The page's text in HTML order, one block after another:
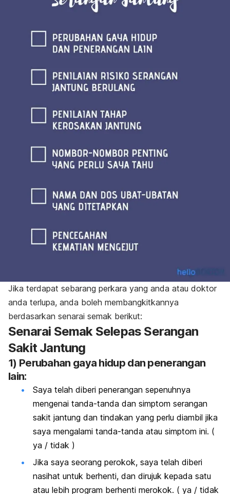
Jika terdapat sebarang perkara yang anda atau doktor
anda terlupa, anda boleh membangkitkannya
berdasarkan senarai semak berikut:
Senarai Semak Selepas Serangan
Sakit Jantung
1) Perubahan gaya hidup dan penerangan
lain:
Saya telah diberi penerangan sepenuhnya
mengenai tanda-tanda dan simptom serangan
sakit jantung dan tindakan yang perlu diambil jika
saya mengalami tanda-tanda atau simptom ini. (
ya / tidak )
Jika saya seorang perokok, saya telah diberi
nasihat untuk berhenti, dan dirujuk kepada satu
atau lebih program berhenti merokok. ( ya / tidak